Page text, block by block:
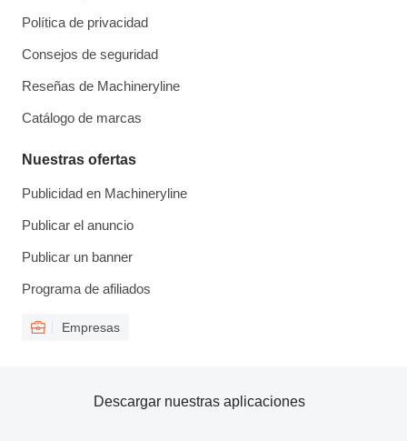
Política de privacidad
Consejos de seguridad
Reseñas de Machineryline
Catálogo de marcas
Nuestras ofertas
Publicidad en Machineryline
Publicar el anuncio
Publicar un banner
Programa de afiliados
Empresas
Descargar nuestras aplicaciones